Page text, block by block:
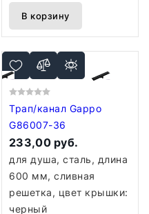
В корзину
Трап/канал Gappo
G86007-36
233,00 руб.
для душа, сталь, длина
600 мм, сливная
решетка, цвет крышки:
черный